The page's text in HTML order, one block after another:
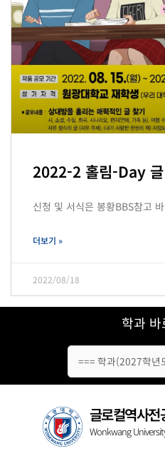
2022-2 홀림-Day 글
신청 및 서식은 봉황BBS참고
더보기 »
2022/08/18
학과 바
글로컬역사전
Wonkwang